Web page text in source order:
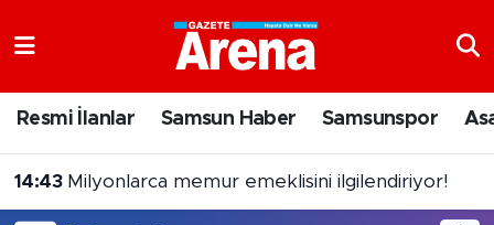
Resmi İlanlar Samsun Haber Samsunspor
14:43 Milyonlarca memur emeklisini ilgilendiriyor!
Samsun Namaz Vakitleri